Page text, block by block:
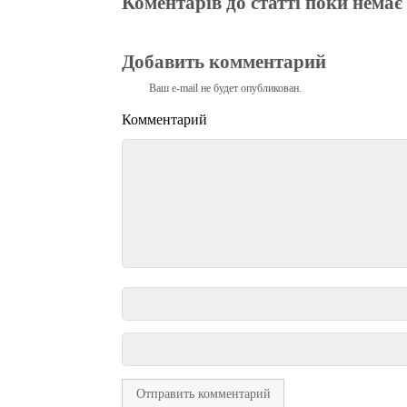
Добавить комментарий
Ваш e-mail не будет опубликован.
Комментарий